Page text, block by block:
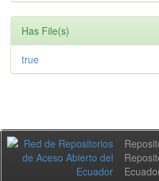
Has File(s)
true